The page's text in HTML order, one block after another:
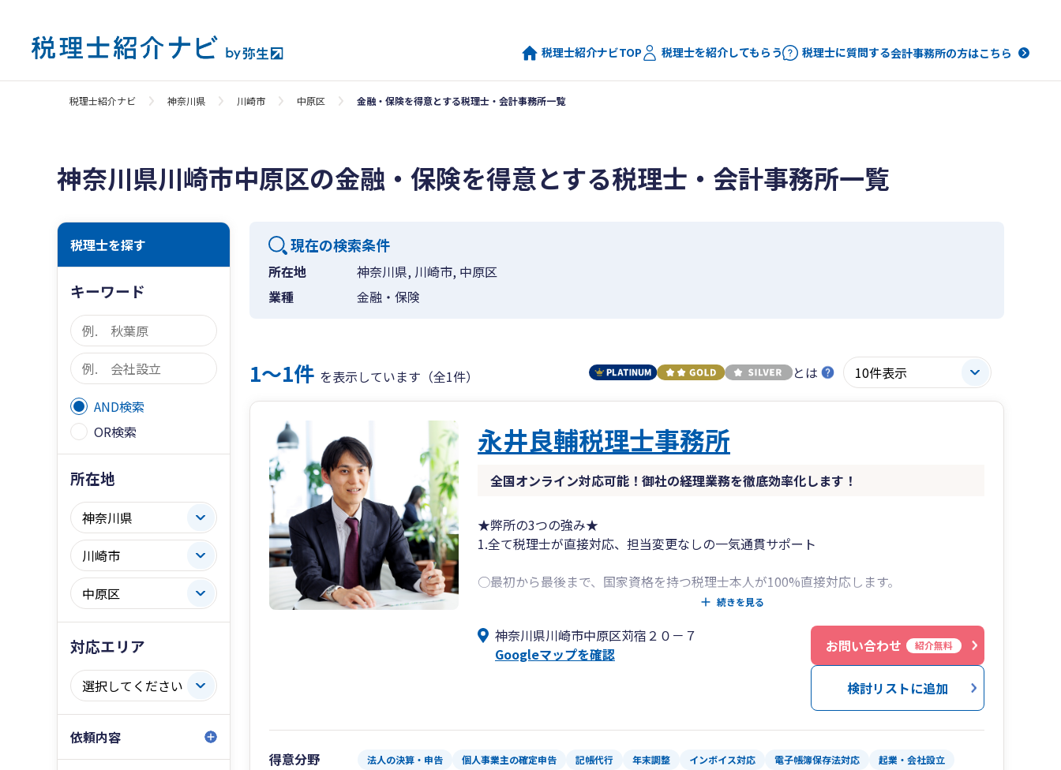
税理士紹介ナビTOP 税理士を紹介してもらう 税理士に質問する会計事務所の方はこちら
税理士紹介ナビ 神奈川県 川崎市 中原区 金融・保険を得意とする税理士・会計事務所一覧
神奈川県川崎市中原区の金融・保険を得意とする税理士・会計事務所一覧
税理士を探す
キーワード
AND検索
OR検索
所在地
対応エリア
依頼内容
現在の検索条件
所在地
神奈川県, 川崎市, 中原区
業種
金融・保険
1〜1件 を表示しています（全1件） とは
永井良輔税理士事務所
全国オンライン対応可能！御社の経理業務を徹底効率化します！
★弊所の3つの強み★
1.全て税理士が直接対応、担当変更なしの一気通貫サポート
○最初から最後まで、国家資格を持つ税理士本人が100%直接対応します。
○職員を介した確認作業がないため、重要な経営判断が必要な場面でも、スピーディに税
○「誰がやってくれるかわからない」という不安を排除し、経営のパートナーとして長期
間の並走を約束します。
弊所ではオンライン対応に特化することで、事業者様の貴重な時間を最大限有効活用して
いただこうと考えております。
続きを見る
神奈川県川崎市中原区苅宿２０－７
Googleマップを確認
お問い合わせ 紹介無料
検討リストに追加
得意分野 法人の決算・申告 個人事業主の確定申告 記帳代行 年末調整 インボイス対応 電子帳簿保存法対応
起業・会社設立